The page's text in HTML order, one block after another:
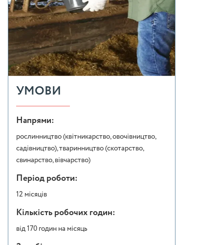
УМОВИ
Напрями:
рослинництво (квітникарство, овочівництво,
садівництво), тваринництво (скотарство,
свинарство, вівчарство)
Період роботи:
12 місяців
Кількість робочих годин:
від 170 годин на місяць